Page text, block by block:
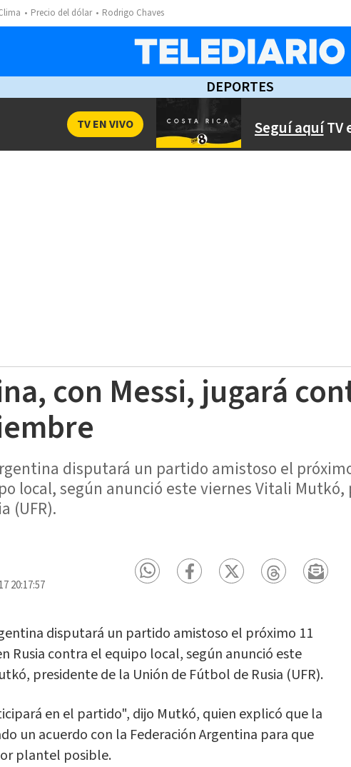
Precio del dólar Rodrigo Chaves
DEPORTES
Seguí aquíTV
TV EN VIVO
con Messi, jugará
disputará un partido amistoso el
local, según anunció este viernes Vitali
(UFR).
20:17:57
disputará un partido amistoso el próximo 11
Rusia contra el equipo local, según anunció este
presidente de la Unión de Fútbol de Rusia (UFR).
en el partido", dijo Mutkó, quien explicó que la
un acuerdo con la Federación Argentina para que
plantel posible.